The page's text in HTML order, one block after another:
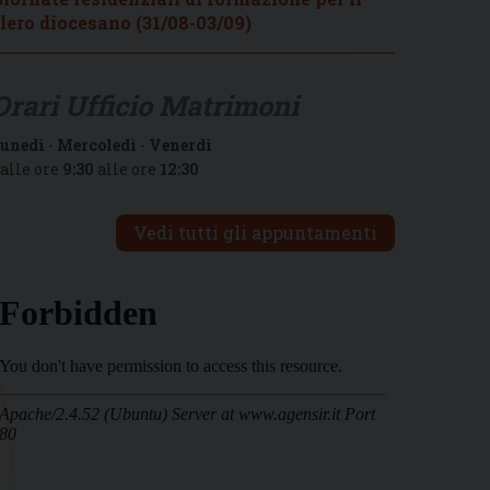
diocesano (31/08-03/09)
- Mercoledì - Venerdì
ore 9:30 alle ore 12:30
Vedi tutti gli appuntamenti